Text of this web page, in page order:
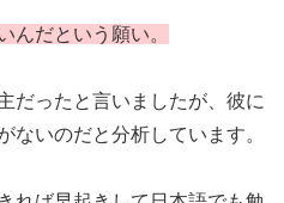
んだという願い。
だったと言いましたが、彼に
ないのだと分析しています。